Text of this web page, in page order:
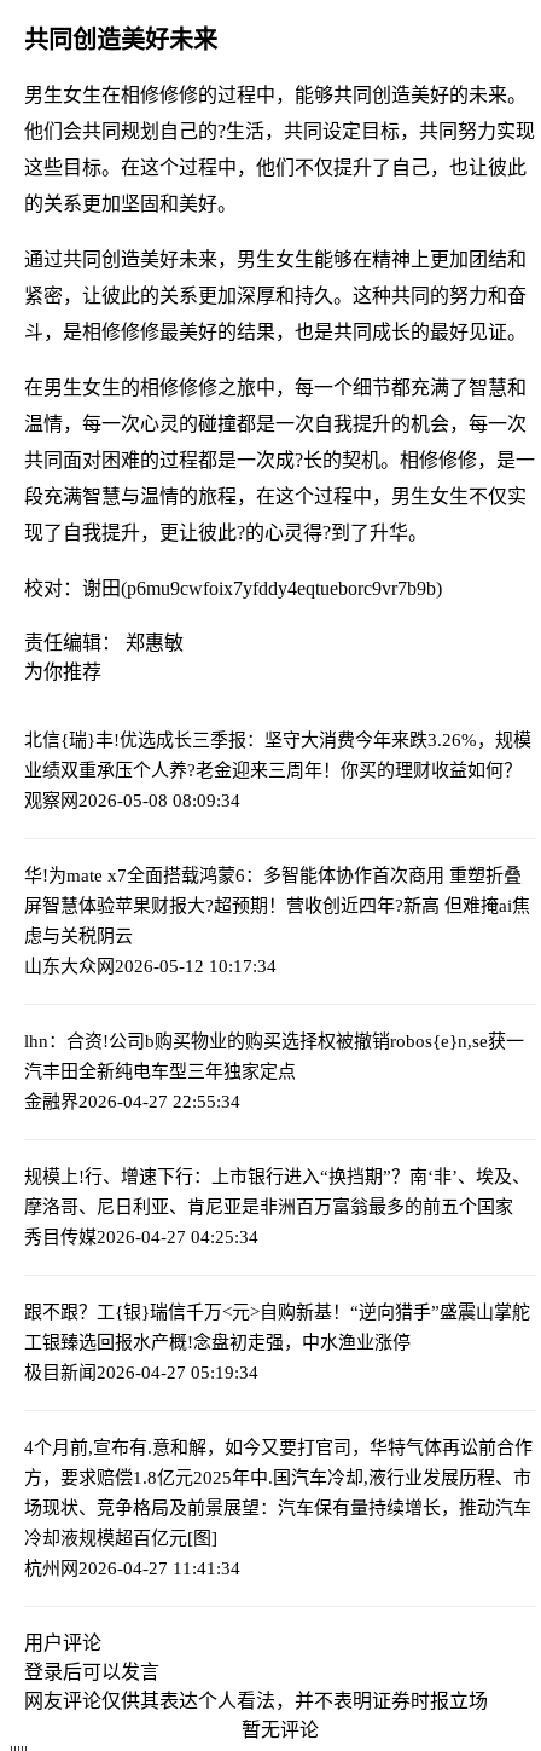
共同创造美好未来
男生女生在相修修修的过程中，能够共同创造美好的未来。
他们会共同规划自己的?生活，共同设定目标，共同努力实现
这些目标。在这个过程中，他们不仅提升了自己，也让彼此
的关系更加坚固和美好。
通过共同创造美好未来，男生女生能够在精神上更加团结和
紧密，让彼此的关系更加深厚和持久。这种共同的努力和奋
斗，是相修修修最美好的结果，也是共同成长的最好见证。
在男生女生的相修修修之旅中，每一个细节都充满了智慧和
温情，每一次心灵的碰撞都是一次自我提升的机会，每一次
共同面对困难的过程都是一次成?长的契机。相修修修，是一
段充满智慧与温情的旅程，在这个过程中，男生女生不仅实
现了自我提升，更让彼此?的心灵得?到了升华。
校对：谢田(p6mu9cwfoix7yfddy4eqtueborc9vr7b9b)
责任编辑： 郑惠敏
为你推荐
北信{瑞}丰!优选成长三季报：坚守大消费今年来跌3.26%，规模
业绩双重承压个人养?老金迎来三周年！你买的理财收益如何？
观察网2026-05-08 08:09:34
华!为mate x7全面搭载鸿蒙6：多智能体协作首次商用 重塑折叠
屏智慧体验苹果财报大?超预期！营收创近四年?新高 但难掩ai焦
虑与关税阴云
山东大众网2026-05-12 10:17:34
lhn：合资!公司b购买物业的购买选择权被撤销robos{e}n,se获一
汽丰田全新纯电车型三年独家定点
金融界2026-04-27 22:55:34
规模上!行、增速下行：上市银行进入“换挡期”？ 南‘非’、埃及、
摩洛哥、尼日利亚、肯尼亚是非洲百万富翁最多的前五个国家
秀目传媒2026-04-27 04:25:34
跟不跟？工{银}瑞信千万<元>自购新基！“逆向猎手”盛震山掌舵
工银臻选回报水产概!念盘初走强，中水渔业涨停
极目新闻2026-04-27 05:19:34
4个月前,宣布有.意和解，如今又要打官司，华特气体再讼前合作
方，要求赔偿1.8亿元2025年中.国汽车冷却,液行业发展历程、市
场现状、竞争格局及前景展望：汽车保有量持续增长，推动汽车
冷却液规模超百亿元[图]
杭州网2026-04-27 11:41:34
用户评论
登录后可以发言
网友评论仅供其表达个人看法，并不表明证券时报立场
暂无评论